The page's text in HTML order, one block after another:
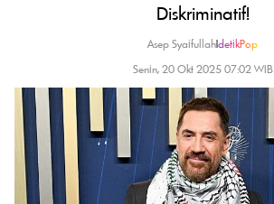
Diskriminatif!
Asep Syaifullah|detikPop
Senin, 20 Okt 2025 07:02 WIB